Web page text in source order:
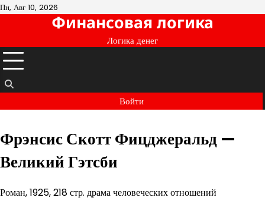
Перейти
Пн, Авг 10, 2026
Финансовая логика
Логика денег
Войти
Фрэнсис Скотт Фицджеральд —
Великий Гэтсби
Роман, 1925, 218 стр. драма человеческих отношений